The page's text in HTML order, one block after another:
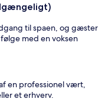
til spaen, og gæster
med en voksen
en professionel vært,
et erhverv.